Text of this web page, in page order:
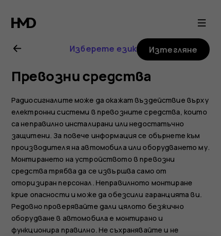
Ръководство
на
потребителя
за
Nokia
G21
Изберете език Изтегляне
Превозни средства
Радиосигналите може да окажат въздействие върху
електронни системи в превозните средства, които
са неправилно инсталирани или недостатъчно
защитени. За повече информация се обърнете към
производителя на автомобила или оборудването му.
Монтирането на устройството в превозни
средства трябва да се извършва само от
оторизиран персонал. Неправилното монтиране
крие опасности и може да обезсили гаранцията ви.
Редовно проверявайте дали цялото безжично
оборудване в автомобила е монтирано и
функционира правилно. Не съхранявайте и не